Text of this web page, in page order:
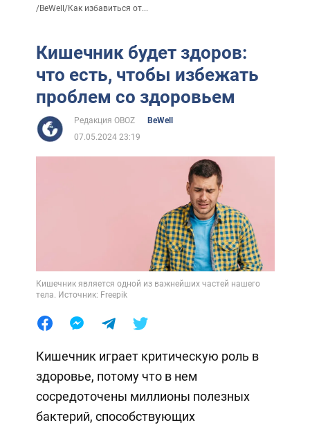
/BeWell/Как избавиться от...
Кишечник будет здоров:
что есть, чтобы избежать
проблем со здоровьем
Редакция OBOZ
BeWell
07.05.2024 23:19
Кишечник является одной из важнейших частей нашего
тела. Источник: Freepik
Кишечник играет критическую роль в
здоровье, потому что в нем
сосредоточены миллионы полезных
бактерий, способствующих